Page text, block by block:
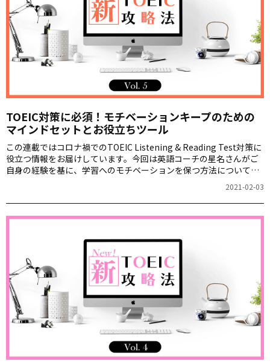
TOEIC対策に必須！モチベーションキープのための
マインドセットとお役立ちツール
この連載ではコロナ禍でのTOEIC Listening & Reading Test対策に
役立つ情報をお届けしています。今回は英語コーチの星名さんがご
自身の経験を基に、学習へのモチベーションを保つ方法について教
2021-02-03